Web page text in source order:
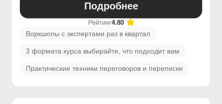
Подробнее
Рейтинг4.80
Воркшопы с экспертами раз в квартал
3 формата курса выбирайте, что подходит вам
Практические техники переговоров и переписки